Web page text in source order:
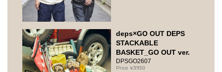
deps×GO OUT DEPS
STACKABLE
BASKET_GO OUT ver.
DPSGO2607
3950